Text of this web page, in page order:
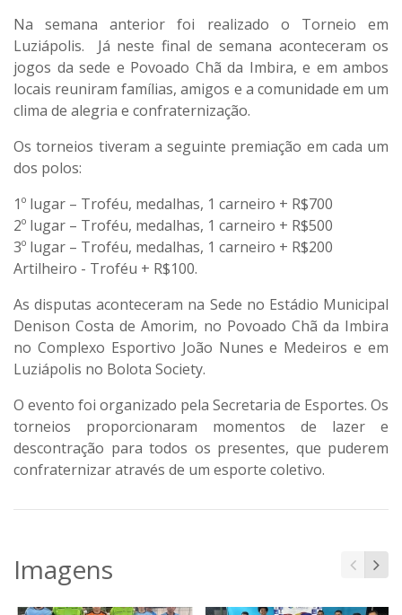
Na semana anterior foi realizado o Torneio em
Luziápolis. Já neste final de semana aconteceram os
jogos da sede e Povoado Chã da Imbira, e em ambos
locais reuniram famílias, amigos e a comunidade em um
clima de alegria e confraternização.
Os torneios tiveram a seguinte premiação em cada um
dos polos:
1º lugar – Troféu, medalhas, 1 carneiro + R$700
2º lugar – Troféu, medalhas, 1 carneiro + R$500
3º lugar – Troféu, medalhas, 1 carneiro + R$200
Artilheiro - Troféu + R$100.
As disputas aconteceram na Sede no Estádio Municipal
Denison Costa de Amorim, no Povoado Chã da Imbira
no Complexo Esportivo João Nunes e Medeiros e em
Luziápolis no Bolota Society.
O evento foi organizado pela Secretaria de Esportes. Os
torneios proporcionaram momentos de lazer e
descontração para todos os presentes, que puderem
confraternizar através de um esporte coletivo.
Imagens